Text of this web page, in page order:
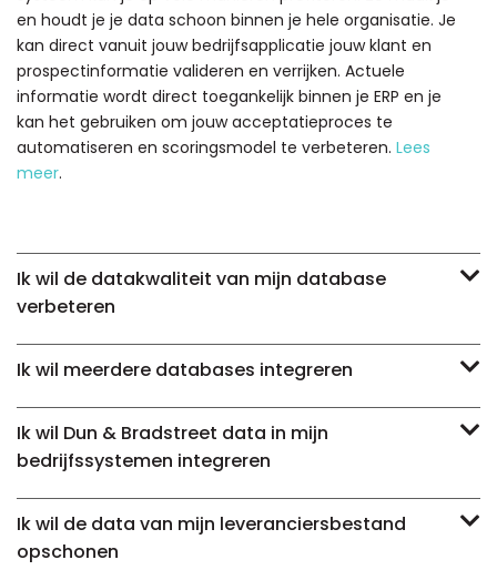
en houdt je je data schoon binnen je hele organisatie. Je
kan direct vanuit jouw bedrijfsapplicatie jouw klant en
prospectinformatie valideren en verrijken. Actuele
informatie wordt direct toegankelijk binnen je ERP en je
kan het gebruiken om jouw acceptatieproces te
automatiseren en scoringsmodel te verbeteren. Lees
meer.
Ik wil de datakwaliteit van mijn database
verbeteren
Ik wil meerdere databases integreren
Ik wil Dun & Bradstreet data in mijn
bedrijfssystemen integreren
Ik wil de data van mijn leveranciersbestand
opschonen